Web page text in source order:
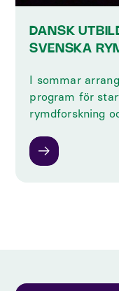
DANSK
SVENSKA
I sommar
program för
rymdforskning